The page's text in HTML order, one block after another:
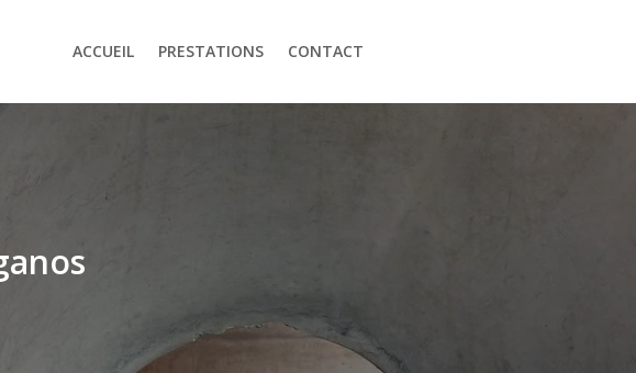
ACCUEIL PRESTATIONS CONTACT